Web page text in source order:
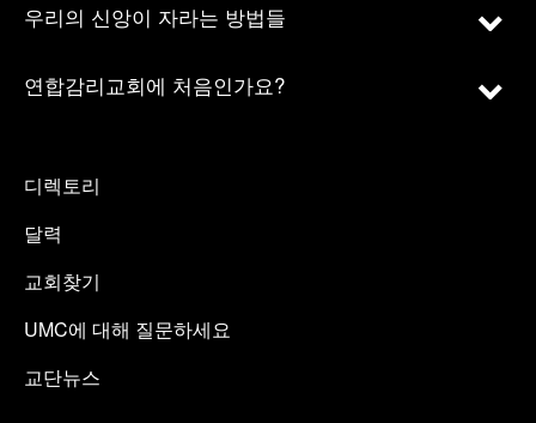
우리의 신앙이 자라는 방법들
연합감리교회에 처음인가요?
디렉토리
달력
교회찾기
UMC에 대해 질문하세요
교단뉴스